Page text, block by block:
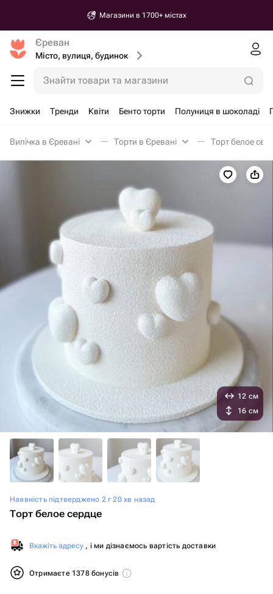
Магазини в 1700+ містах
Єреван
Місто, вулиця, будинок
Знайти товари та магазини
Знижки Тренди Квіти Бенто торти Полуниця в шоколаді
Випічка в Єревані Торти в Єревані Торт белое
Наявність підтверджено 2 г 20 хв назад
Торт белое сердце
Вкажіть адресу , і ми дізнаємось вартість доставки
Отримаєте 1378 бонусів
12 см
16 см